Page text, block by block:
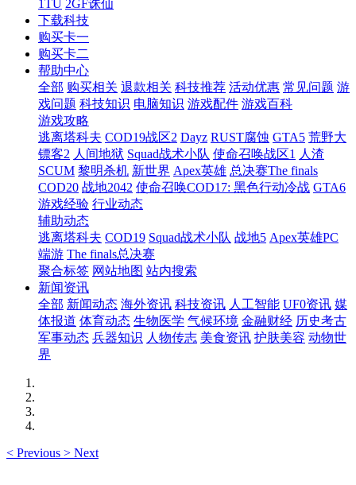
1TU 2GF诛仙
下载科技
购买卡一
购买卡二
帮助中心
全部 购买相关 退款相关 科技推荐 活动优惠 常见问题 游
戏问题 科技知识 电脑知识 游戏配件 游戏百科
游戏攻略
逃离塔科夫 COD19战区2 Dayz RUST腐蚀 GTA5 荒野大
镖客2 人间地狱 Squad战术小队 使命召唤战区1 人渣
SCUM 黎明杀机 新世界 Apex英雄 总决赛The finals
COD20 战地2042 使命召唤COD17: 黑色行动冷战 GTA6
游戏经验 行业动态
辅助动态
逃离塔科夫 COD19 Squad战术小队 战地5 Apex英雄PC
端游 The finals总决赛
聚合标签 网站地图 站内搜索
新闻资讯
全部 新闻动态 海外资讯 科技资讯 人工智能 UF0资讯 媒
体报道 体育动态 生物医学 气候环境 金融财经 历史考古
军事动态 兵器知识 人物传志 美食资讯 护肤美容 动物世
界
< Previous > Next